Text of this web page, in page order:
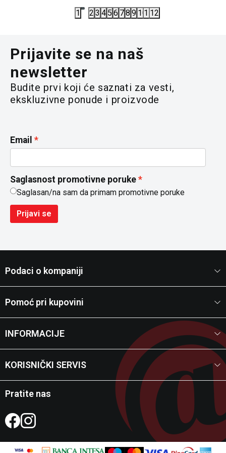
1 2 3 4 5 6 78 9 101112
Prijavite se na naš
newsletter
Budite prvi koji će saznati za vesti,
ekskluzivne ponude i proizvode
Email
Saglasnost promotivne poruke
Saglasan/na sam da primam promotivne poruke
Prijavi se
Podaci o kompaniji
Pomoć pri kupovini
INFORMACIJE
KORISNIČKI SERVIS
Pratite nas